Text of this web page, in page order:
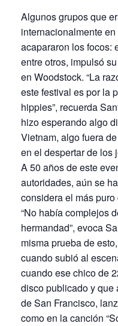
Algunos grupos que
internacionalmente
acapararon los focos:
entre otros, impulsó
en Woodstock. “La
este festival es por la
hippies”, recuerda
hizo esperando algo
Vietnam, algo fuera
en el despertar de los
A 50 años de este
autoridades, aún se
considera el más
“No había complejos
hermandad”, evoca
misma prueba de
cuando subió al
cuando ese chico de
disco publicado y que
de San Francisco,
como en la canción